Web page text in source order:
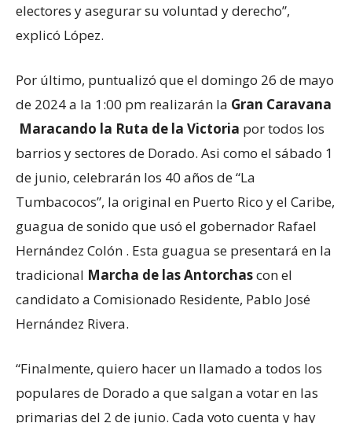
electores y asegurar su voluntad y derecho”,
explicó López.
Por último, puntualizó que el domingo 26 de mayo
de 2024 a la 1:00 pm realizarán la Gran Caravana
Maracando la Ruta de la Victoria por todos los
barrios y sectores de Dorado. Asi como el sábado 1
de junio, celebrarán los 40 años de “La
Tumbacocos”, la original en Puerto Rico y el Caribe,
guagua de sonido que usó el gobernador Rafael
Hernández Colón . Esta guagua se presentará en la
tradicional Marcha de las Antorchascon el
candidato a Comisionado Residente, Pablo José
Hernández Rivera.
“Finalmente, quiero hacer un llamado a todos los
populares de Dorado a que salgan a votar en las
primarias del 2 de junio. Cada voto cuenta y hay